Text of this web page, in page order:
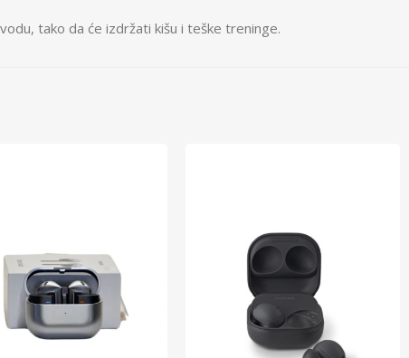
tako da će izdržati kišu i teške treninge.